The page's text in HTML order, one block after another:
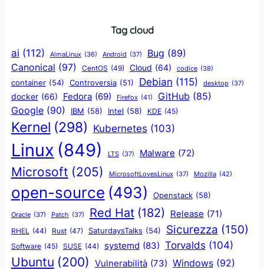
Tag cloud
ai (112) AlmaLinux (36) Android (37) Bug (89)
Canonical (97) CentOS (49) Cloud (64) codice (38)
container (54) Controversia (51) Debian (115) desktop (37)
docker (66) Fedora (69) Firefox (41) GitHub (85)
Google (90) IBM (58) Intel (58) KDE (45)
Kernel (298) Kubernetes (103)
Linux (849) LTS (37) Malware (72)
Microsoft (205) MicrosoftLovesLinux (37) Mozilla (42)
open-source (493) Openstack (58)
Oracle (37) Patch (37) Red Hat (182) Release (71)
RHEL (44) Rust (47) SaturdaysTalks (54) Sicurezza (150)
Software (45) SUSE (44) systemd (83) Torvalds (104)
Ubuntu (200) Vulnerabilità (73) Windows (92)